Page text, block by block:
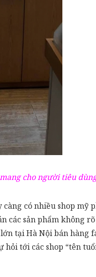
cho người tiêu
có nhiều shop mỹ
các sản phẩm không
tại Hà Nội bán
tới các shop “tên